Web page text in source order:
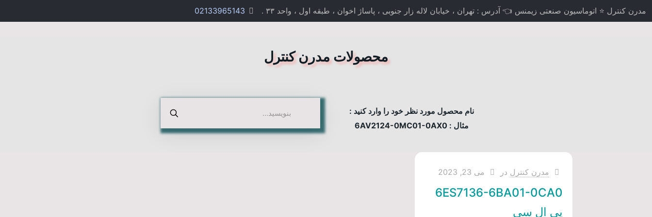
مدرن کنترل ⭐ اتوماسیون صنعتی زیمنس 👈 آدرس : تهران ، خیابان لاله زار جنوبی ، پاساژ اخوان ، طبقه اول ، واحد ۳۳ . 02133965143
محصولات مدرن کنترل
نام محصول مورد نظر خود را وارد کنید :
مثال : 6AV2124-0MC01-0AX0
مدرن کنترل در می 23, 2023
6ES7136-6BA01-0CA0
پی ال سی